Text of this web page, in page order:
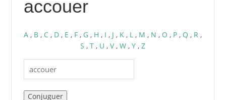
accouer
A , B , C , D , E , F , G , H , I , J , K , L , M , N , O , P , Q , R ,
S , T , U , V, W , Y , Z